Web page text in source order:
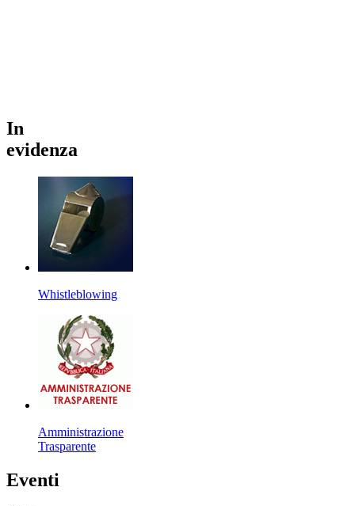
In
evidenza
Whistleblowing
Amministrazione
Trasparente
Eventi